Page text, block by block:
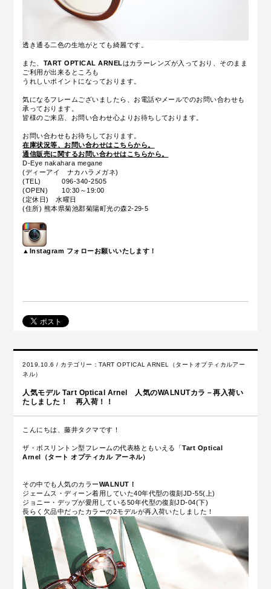
透き通る二色の生地がとても綺麗です。
また、 TART OPTICAL ARNELはカラーレンズが入っており、そのまま
ご利用が出来るところも
うれしいポイントになっております。
気になるフレームございましたら、お電話やメールでのお問い合わせも
承っております。
皆様のご来店、お問い合わせ心よりお待ちしております。
お問い合わせもお待ちしております。
在庫状況等、お問い合わせはこちらから。
通信販売に関するお問い合わせはこちらから。
D-Eye nakahara megane
(ディーアイ ナカハラメガネ)
(TEL) 096-340-2505
(OPEN) 10:30～19:00
(定休日) 水曜日
(住所) 熊本県菊池郡菊陽町光の森2-29-5
▲Instagram フォローお願いいたします！
2019.10.6 / カテゴリー：TART OPTICAL ARNEL（タートオプティカルアー
ネル）
人気モデル Tart Optical Arnel 人気のWALNUTカラ－再入荷い
たしました！ 再入荷！！
こんにちは、藤井タクマです！
ザ・ボスリントン型フレームの代表格ともいえる「Tart Optical
Arnel（タート オプティカル アーネル）
その中でも人気のカラーWALNUT！
ジェームス・ディーン着用していた40年代型の復刻JD-55(上)
ジョニー・デップが愛用している50年代型の復刻JD-04(下)
長らく欠品中だったカラーの2モデルが再入荷いたしました！